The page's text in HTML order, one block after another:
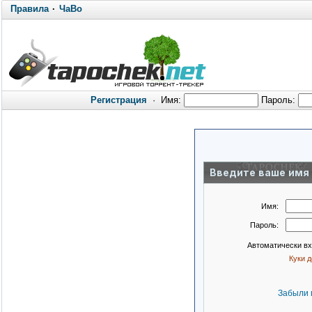
Правила· ЧаВо
Регистрация · Имя: Пароль:
Введите ваше имя
Имя:
Пароль:
Автоматически
Куки
Забыли